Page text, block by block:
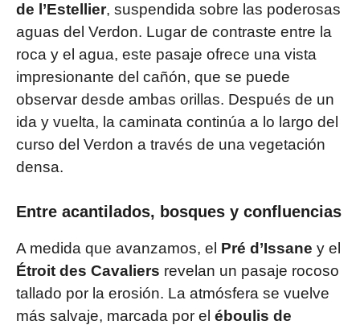
de l’Estellier, suspendida sobre las poderosas
aguas del Verdon. Lugar de contraste entre la
roca y el agua, este pasaje ofrece una vista
impresionante del cañón, que se puede
observar desde ambas orillas. Después de un
ida y vuelta, la caminata continúa a lo largo del
curso del Verdon a través de una vegetación
densa.
Entre acantilados, bosques y confluencias
A medida que avanzamos, el Pré d’Issane y el
Étroit des Cavaliers revelan un pasaje rocoso
tallado por la erosión. La atmósfera se vuelve
más salvaje, marcada por el éboulis de